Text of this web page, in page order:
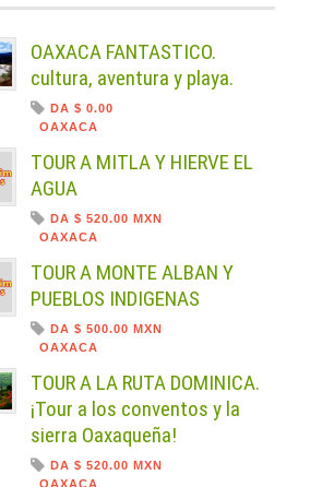
OAXACA FANTASTICO.
cultura, aventura y playa.
DA $ 0.00
OAXACA
TOUR A MITLA Y HIERVE EL
AGUA
DA $ 520.00 MXN
OAXACA
TOUR A MONTE ALBAN Y
PUEBLOS INDIGENAS
DA $ 500.00 MXN
OAXACA
TOUR A LA RUTA DOMINICA.
¡Tour a los conventos y la
sierra Oaxaqueña!
DA $ 520.00 MXN
OAXACA